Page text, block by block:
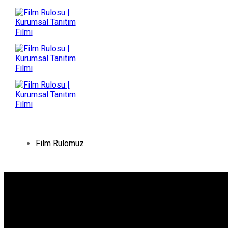
İçeriğe
atla
Film Rulomuz